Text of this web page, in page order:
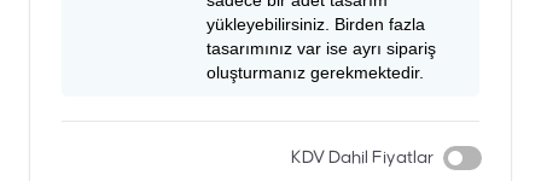
yükleyebilirsiniz. Birden fazla
tasarımınız var ise ayrı sipariş
oluşturmanız gerekmektedir.
KDV Dahil Fiyatlar